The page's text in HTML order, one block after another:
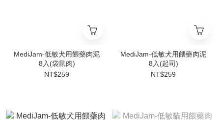
MediJam-低敏犬用餵藥肉泥
8入(袋鼠肉)
NT$259
MediJam-低敏犬用餵藥肉泥
8入(起司)
NT$259